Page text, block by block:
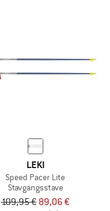
LEKI
Speed Pacer Lite
Stavgangsstave
109,95 € 89,06 €